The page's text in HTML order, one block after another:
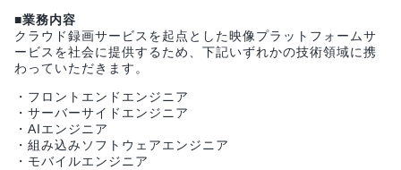
■業務内容
クラウド録画サービスを起点とした映像プラットフォームサ
ービスを社会に提供するため、下記いずれかの技術領域に携
わっていただきます。
・フロントエンドエンジニア
・サーバーサイドエンジニア
・AIエンジニア
・組み込みソフトウェアエンジニア
・モバイルエンジニア